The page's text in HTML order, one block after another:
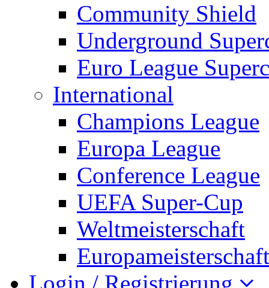
Community Shield
Underground
Euro League
International
Champions League
Europa League
Conference League
UEFA Super-Cup
Weltmeisterschaft
Europameisterschaft